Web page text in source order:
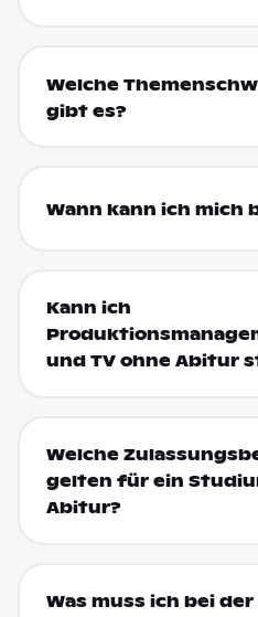
Welche
gibt es?
Wann kann ich mich
Kann ich
und TV ohne Abitur
Welche
gelten für ein
Abitur?
Was muss ich bei